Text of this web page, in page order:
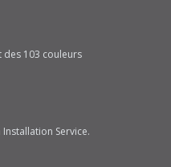
des 103 couleurs
Service.